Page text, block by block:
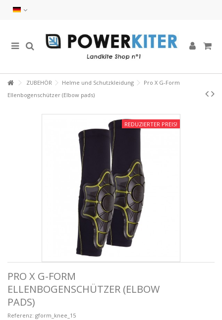
ZUBEHÖR Helme und Schutzkleidung
Pro X G-Form
Ellenbogenschützer (Elbow pads)
REDUZIERTER PREIS!
PRO X G-FORM
ELLENBOGENSCHÜTZER (ELBOW
PADS)
Referenz: gform_knee_15